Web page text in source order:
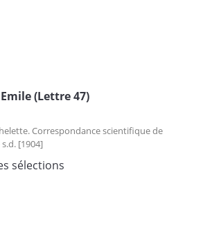
Emile (Lettre 47)
Correspondance scientifique de
[1904]
sélections